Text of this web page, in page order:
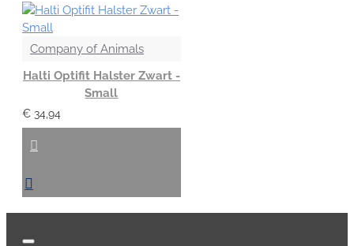
Company of Animals
Halti Optifit Halster Zwart -
Small
€ 34,94